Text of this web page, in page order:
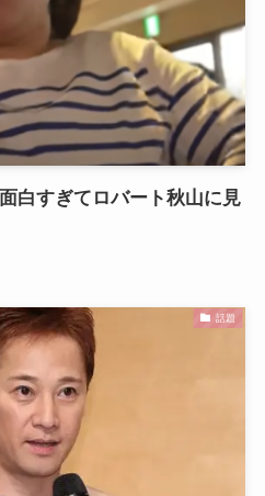
白すぎてロバート秋山に見
話題